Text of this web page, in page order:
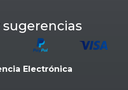
sugerencias
Electrónica